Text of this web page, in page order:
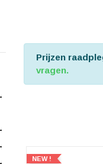
Prijzen
vragen.
NEW !